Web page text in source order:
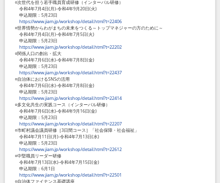
○次世代を担う若手職員育成研修（インターバル研修）
令和4年7月4日(月)-令和4年9月20日(火)
申込期限：5月23日
https://www.jiam.jp/workshop/detail.html?t=22406
○世界情勢からわがまちの未来をつくる～トップマネジャーの方のために～
令和4年7月4日(月)-令和4年7月5日(火)
申込期限：5月23日
https://www.jiam.jp/workshop/detail.html?t=22202
○関係人口の創出・拡大
令和4年7月6日(水)-令和4年7月8日(金)
申込期限：5月23日
https://www.jiam.jp/workshop/detail.html?t=22437
○自治体におけるSNSの活用
令和4年7月6日(水)-令和4年7月8日(金)
申込期限：5月23日
https://www.jiam.jp/workshop/detail.html?t=22414
○多文化共生の実践コース（インターバル研修）
令和4年7月6日(水)-令和4年9月16日(金)
申込期限：5月23日
https://www.jiam.jp/workshop/detail.html?t=22207
○市町村議会議員研修［3日間コース］「社会保障・社会福祉」
令和4年7月11日(月)-令和4年7月13日(水)
申込期限：5月23日
https://www.jiam.jp/workshop/detail.html?t=22612
○中堅職員リーダー研修
令和4年7月13日(水)-令和4年7月15日(金)
申込期限：6月1日
https://www.jiam.jp/workshop/detail.html?t=22501
○自治体ファイナンス基礎講座